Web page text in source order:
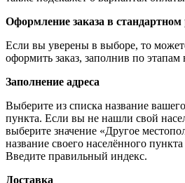
Оформление заказа в
Если вы уверены в выборе, то
оформить заказ, заполнив по
Заполнение адреса
Выберите из списка название
пункта. Если вы не нашли свой
выберите значение «Другое
название своего населённого
Введите правильный индекс.
Доставка